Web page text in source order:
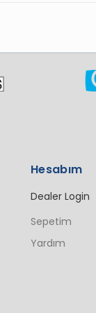
Hesabım
Dealer Login
Sepetim
Yardım